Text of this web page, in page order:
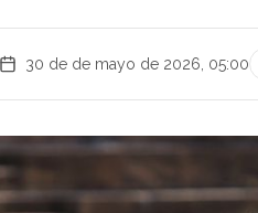
30 de de mayo de 2026, 05:00